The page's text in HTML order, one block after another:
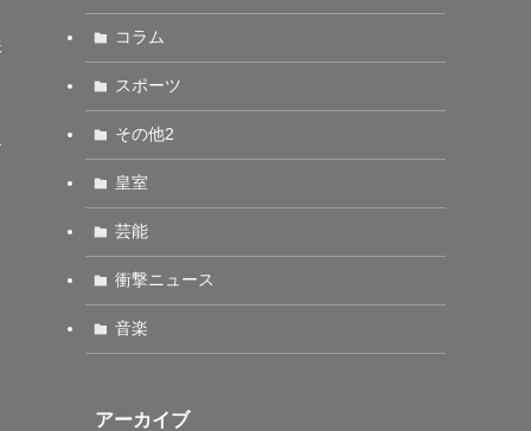
コラム
スポーツ
その他2
皇室
芸能
衝撃ニュース
音楽
アーカイブ